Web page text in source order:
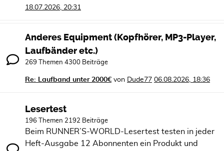
18.07.2026, 20:31
Anderes Equipment (Kopfhörer, MP3-Player,
Laufbänder etc.)
269 Themen 4300 Beiträge
Re: Laufband unter 2000€ von Dude77 06.08.2026, 18:36
Lesertest
196 Themen 2192 Beiträge
Beim RUNNER’S-WORLD-Lesertest testen in jeder
Heft-Ausgabe 12 Abonnenten ein Produkt und